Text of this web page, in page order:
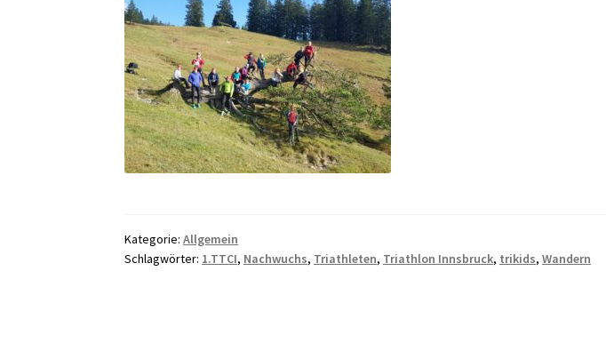
Kategorie:Allgemein
Schlagwörter: 1.TTCI, Nachwuchs, Triathleten, Triathlon Innsbruck, trikids,Wandern